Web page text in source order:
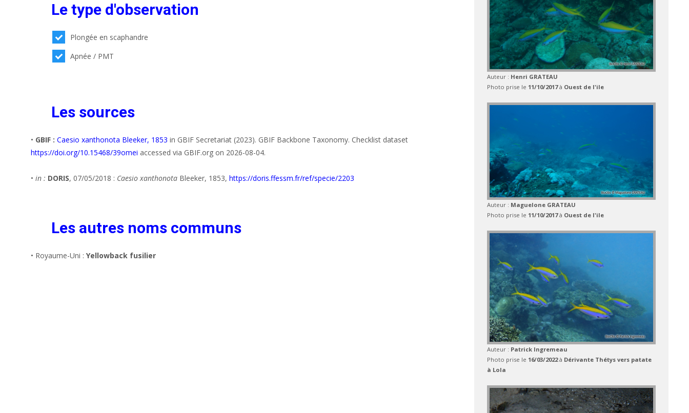
Le type d'observation
Plongée en scaphandre
Apnée / PMT
Les sources
• GBIF : Caesio xanthonota Bleeker, 1853 in GBIF Secretariat (2023). GBIF Backbone Taxonomy. Checklist dataset
https://doi.org/10.15468/39omei accessed via GBIF.org on 2026-08-04.
• in : DORIS, 07/05/2018 : Caesio xanthonota Bleeker, 1853, https://doris.ffessm.fr/ref/specie/2203
Les autres noms communs
• Royaume-Uni : Yellowback fusilier
Auteur : Henri GRATEAU
Photo prise le 11/10/2017à Ouest de l'ile
Auteur : Maguelone GRATEAU
Photo prise le 11/10/2017à Ouest de l'ile
Auteur : Patrick Ingremeau
Photo prise le 16/03/2022à Dérivante Thétys vers patate
à Lola